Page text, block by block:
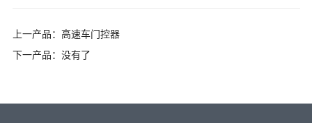
上一产品： 高速车门控器
下一产品：没有了